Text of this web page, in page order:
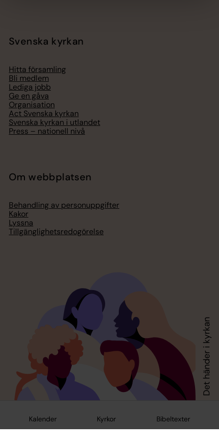
Kalender Kyrkor Bibeltexter
Svenska kyrkan
Hitta församling
Bli medlem
Lediga jobb
Ge en gåva
Organisation
Act Svenska kyrkan
Svenska kyrkan i utlandet
Press – nationell nivå
Om webbplatsen
Behandling av personuppgifter
Kakor
Lyssna
Tillgänglighetsredogörelse